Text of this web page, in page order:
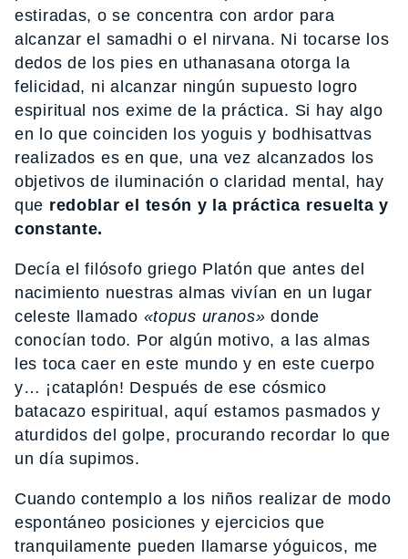
estiradas, o se concentra con ardor para
alcanzar el samadhi o el nirvana. Ni tocarse los
dedos de los pies en uthanasana otorga la
felicidad, ni alcanzar ningún supuesto logro
espiritual nos exime de la práctica. Si hay algo
en lo que coinciden los yoguis y bodhisattvas
realizados es en que, una vez alcanzados los
objetivos de iluminación o claridad mental, hay
que redoblar el tesón y la práctica resuelta y
constante.
Decía el filósofo griego Platón que antes del
nacimiento nuestras almas vivían en un lugar
celeste llamado «topus uranos» donde
conocían todo. Por algún motivo, a las almas
les toca caer en este mundo y en este cuerpo
y… ¡cataplón! Después de ese cósmico
batacazo espiritual, aquí estamos pasmados y
aturdidos del golpe, procurando recordar lo que
un día supimos.
Cuando contemplo a los niños realizar de modo
espontáneo posiciones y ejercicios que
tranquilamente pueden llamarse yóguicos, me